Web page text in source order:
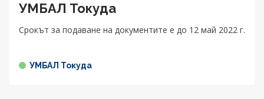
УМБАЛ Токуда
Срокът за подаване на документите е до 12 май 2022 г.
УМБАЛ Токуда